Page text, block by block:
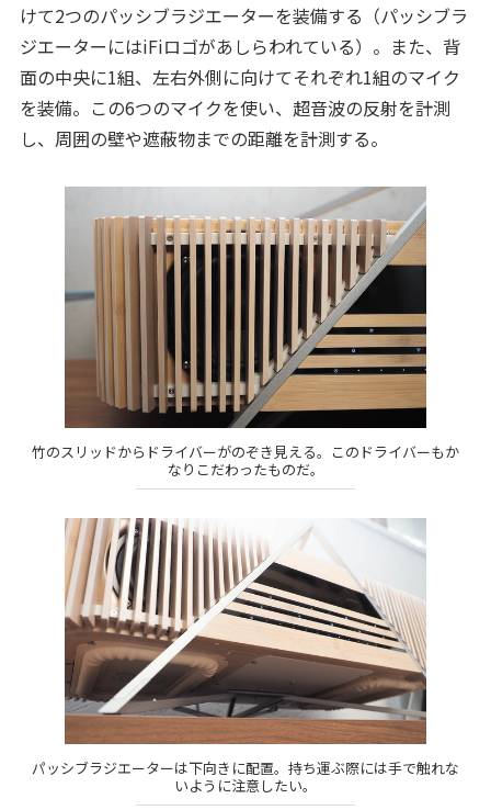
けて2つのパッシブラジエーターを装備する（パッシブラ
ジエーターにはiFiロゴがあしらわれている）。また、背
面の中央に1組、左右外側に向けてそれぞれ1組のマイク
を装備。この6つのマイクを使い、超音波の反射を計測
し、周囲の壁や遮蔽物までの距離を計測する。
竹のスリッドからドライバーがのぞき見える。このドライバーもか
なりこだわったものだ。
パッシブラジエーターは下向きに配置。持ち運ぶ際には手で触れな
いように注意したい。